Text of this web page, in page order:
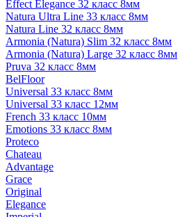
Effect Elegance 32 класс 8мм
Natura Ultra Line 33 класс 8мм
Natura Line 32 класс 8мм
Armonia (Natura) Slim 32 класс 8мм
Armonia (Natura) Large 32 класс 8мм
Pruva 32 класс 8мм
BelFloor
Universal 33 класс 8мм
Universal 33 класс 12мм
French 33 класс 10мм
Emotions 33 класс 8мм
Proteco
Chateau
Advantage
Grace
Original
Elegance